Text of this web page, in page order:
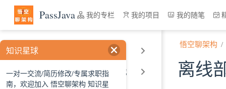
跳至主要內容
PassJava 我的专栏 我的项目 我的随笔
SpringCloud 架构原理和实战
ELK 统一日志平台原理和实战
悟空聊架构
离线
知识星球
一对一交流/简历修改/专属求职指
南，欢迎加入 悟空聊架构 知识星